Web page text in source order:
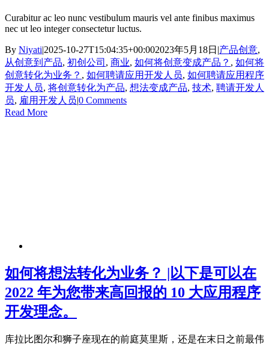
Curabitur ac leo nunc vestibulum mauris vel ante finibus maximus
nec ut leo integer consectetur luctus.
By Niyati|2025-10-27T15:04:35+00:002023年5月18日 |产品创意,
从创意到产品, 初创公司 , 商业, 如何将创意变成产品？ , 如何将
创意转化为业务？ , 如何聘请应用开发人员, 如何聘请应用程序
开发人员, 将创意转化为产品, 想法变成产品, 技术, 聘请开发人
员, 雇用开发人员|0 Comments
Read More
如何将想法转化为业务？ |以下是可以在
2022 年为您带来高回报的 10 大应用程序
开发理念。
库拉比图尔和狮子座现在的前庭莫里斯，还是在末日之前最伟